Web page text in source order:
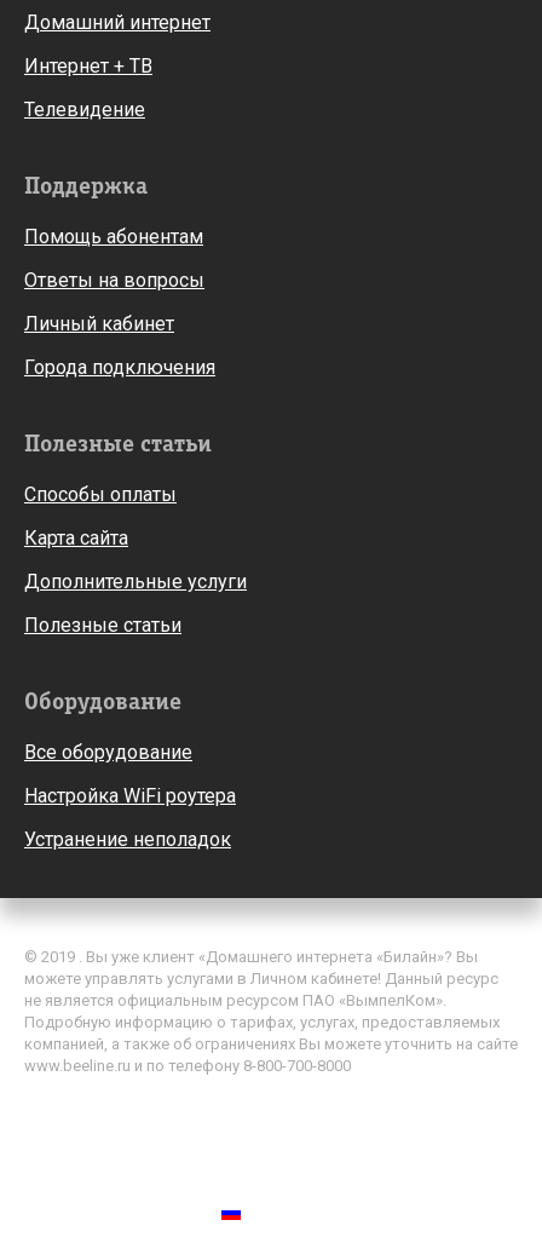
Домашний интернет
Интернет + ТВ
Телевидение
Поддержка
Помощь абонентам
Ответы на вопросы
Личный кабинет
Города подключения
Полезные статьи
Способы оплаты
Карта сайта
Дополнительные услуги
Полезные статьи
Оборудование
Все оборудование
Настройка WiFi роутера
Устранение неполадок
© 2019 . Вы уже клиент «Домашнего интернета «Билайн»? Вы
можете управлять услугами в Личном кабинете! Данный ресурс
не является официальным ресурсом ПАО «ВымпелКом».
Подробную информацию о тарифах, услугах, предоставляемых
компанией, а также об ограничениях Вы можете уточнить на сайте
www.beeline.ru и по телефону 8-800-700-8000